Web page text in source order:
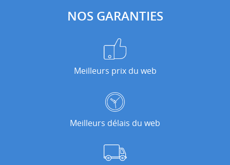
NOS GARANTIES
Meilleurs prix du web
Meilleurs délais du web